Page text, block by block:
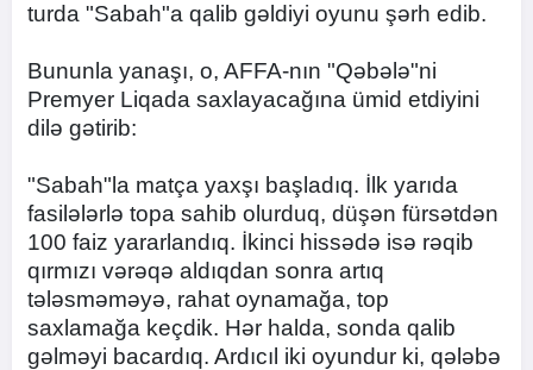
turda "Sabah"a qalib gəldiyi oyunu şərh edib.
Bununla yanaşı, o, AFFA-nın "Qəbələ"ni
Premyer Liqada saxlayacağına ümid etdiyini
dilə gətirib:
"Sabah"la matça yaxşı başladıq. İlk yarıda
fasilələrlə topa sahib olurduq, düşən fürsətdən
100 faiz yararlandıq. İkinci hissədə isə rəqib
qırmızı vərəqə aldıqdan sonra artıq
tələsməməyə, rahat oynamağa, top
saxlamağa keçdik. Hər halda, sonda qalib
gəlməyi bacardıq. Ardıcıl iki oyundur ki, qələbə